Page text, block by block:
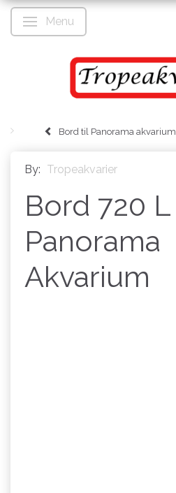
Toggle navigation
Menu
Bord til Panorama akvarium
By: Tropeakvarier
Bord 720 L
Panorama
Akvarium